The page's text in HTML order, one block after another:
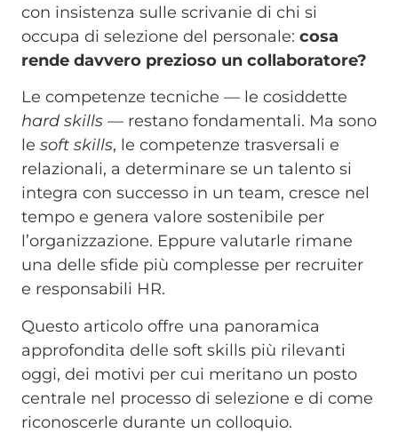
con insistenza sulle scrivanie di chi si
occupa di selezione del personale: cosa
rende davvero prezioso un collaboratore?
Le competenze tecniche — le cosiddette
hard skills — restano fondamentali. Ma sono
le soft skills, le competenze trasversali e
relazionali, a determinare se un talento si
integra con successo in un team, cresce nel
tempo e genera valore sostenibile per
l’organizzazione. Eppure valutarle rimane
una delle sfide più complesse per recruiter
e responsabili HR.
Questo articolo offre una panoramica
approfondita delle soft skills più rilevanti
oggi, dei motivi per cui meritano un posto
centrale nel processo di selezione e di come
riconoscerle durante un colloquio.